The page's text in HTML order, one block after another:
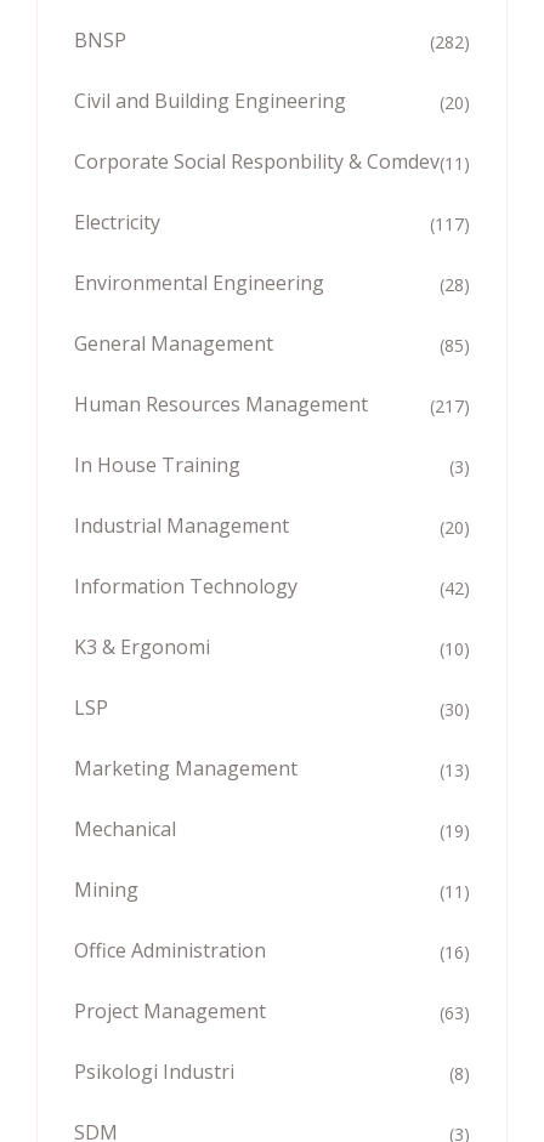
BNSP (282)
Civil and Building Engineering (20)
Corporate Social Responbility & Comdev(11)
Electricity (117)
Environmental Engineering (28)
General Management (85)
Human Resources Management (217)
In House Training (3)
Industrial Management (20)
Information Technology (42)
K3 & Ergonomi (10)
LSP (30)
Marketing Management (13)
Mechanical (19)
Mining (11)
Office Administration (16)
Project Management (63)
Psikologi Industri (8)
SDM (3)